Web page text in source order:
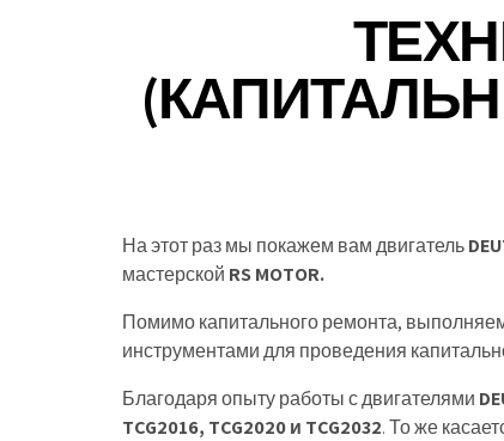
На этот раз мы покажем вам двигатель
мастерской RS MOTOR.
Помимо капитального ремонта,
инструментами для проведения
Благодаря опыту работы с двигателями
TCG2016, TCG2020 и TCG2032. То же